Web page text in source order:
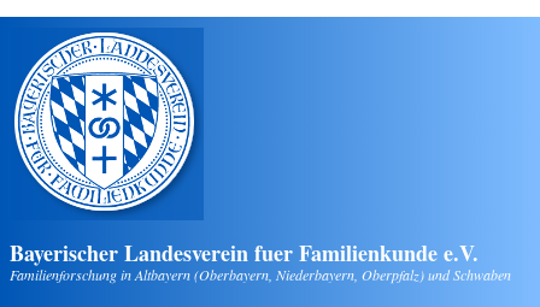
Direkt zum Inhalt
Bayerischer Landesverein fuer Familienkunde e.V.
Familienforschung in Altbayern (Oberbayern, Niederbayern, Oberpfalz) und Schwaben